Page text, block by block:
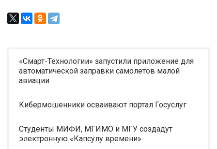
«Смарт-Технологии» запустили приложение для
автоматической заправки самолетов малой
авиации
Кибермошенники осваивают портал Госуслуг
Студенты МИФИ, МГИМО и МГУ создадут
электронную «Капсулу времени»